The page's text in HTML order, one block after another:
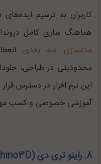
کاربران به ترسیم
هماهنگ سازی کامل
مدلسازی سه بعدی
محدودیتی در طراحی،
این نرم افزار در دسترس
آموزشی خصوصی و کسب
8. راینو تری دی (Rhino3D)